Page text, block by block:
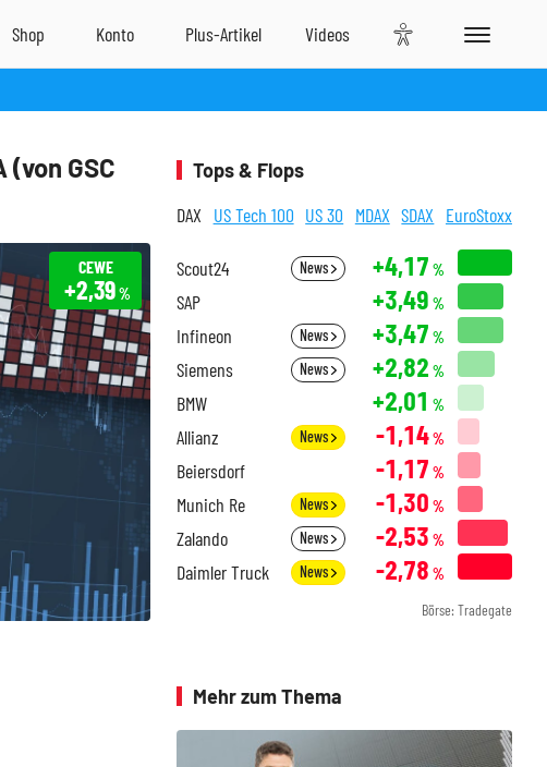
GSC
CEWE
+2,39%
Tops & Flops
DAX US Tech 100 US 30 MDAX SDAX EuroStoxx
Scout24 News +4,17 %
SAP +3,49 %
Infineon News +3,47 %
Siemens News +2,82 %
BMW +2,01 %
Allianz News -1,14%
Beiersdorf -1,17 %
Munich Re News -1,30 %
Zalando News -2,53 %
Daimler Truck News -2,78 %
Börse: Tradegate
Mehr zum Thema